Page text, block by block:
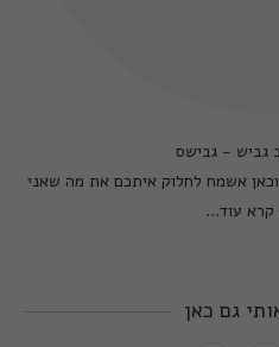
גביש - גבישס
אשמח לחלוק איתכם את מה שאני
קרא עוד...
גם כאן